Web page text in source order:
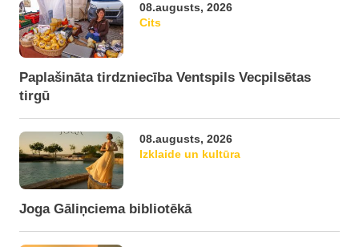
08.augusts, 2026
Cits
Paplašināta tirdzniecība Ventspils Vecpilsētas
tirgū
08.augusts, 2026
Izklaide un kultūra
Joga Gāliņciema bibliotēkā